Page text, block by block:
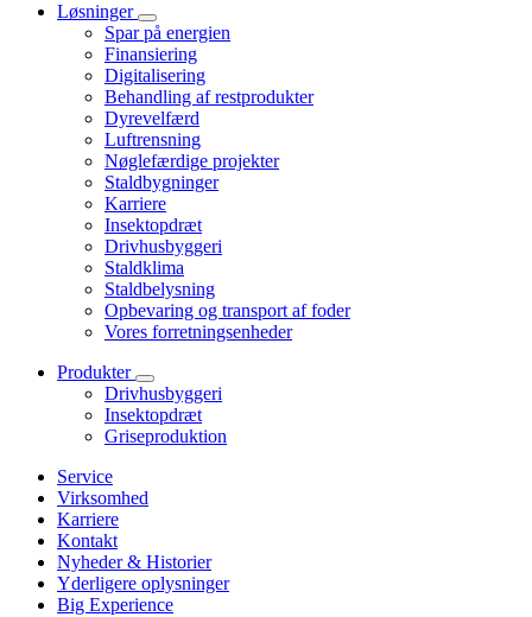
Løsninger
Spar på energien
Finansiering
Digitalisering
Behandling af restprodukter
Dyrevelfærd
Luftrensning
Nøglefærdige projekter
Staldbygninger
Karriere
Insektopdræt
Drivhusbyggeri
Staldklima
Staldbelysning
Opbevaring og transport af foder
Vores forretningsenheder
Produkter
Drivhusbyggeri
Insektopdræt
Griseproduktion
Service
Virksomhed
Karriere
Kontakt
Nyheder & Historier
Yderligere oplysninger
Big Experience